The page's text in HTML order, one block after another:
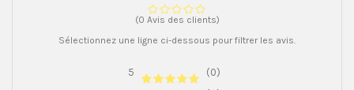
(0 Avis des clients)
Sélectionnez une ligne ci-dessous pour filtrer les avis.
5
(0)